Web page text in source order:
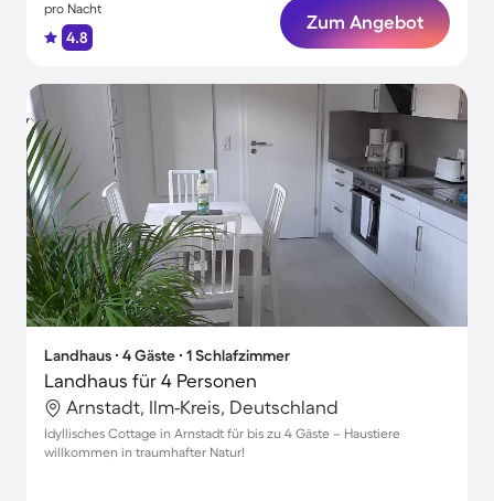
pro Nacht
4.8
Zum Angebot
Landhaus ∙ 4 Gäste ∙ 1 Schlafzimmer
Landhaus für 4 Personen
Arnstadt, Ilm-Kreis, Deutschland
Idyllisches Cottage in Arnstadt für bis zu 4 Gäste – Haustiere
willkommen in traumhafter Natur!